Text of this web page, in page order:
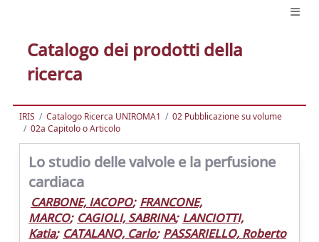
Catalogo dei prodotti della
ricerca
IRIS Catalogo Ricerca UNIROMA1
02 Pubblicazione su volume
02a Capitolo o Articolo
Lo studio delle valvole e la perfusione
cardiaca
CARBONE, IACOPO; FRANCONE,
MARCO; CAGIOLI, SABRINA; LANCIOTTI,
Katia; CATALANO, Carlo; PASSARIELLO, Roberto